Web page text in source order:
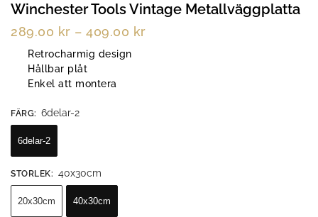
Winchester Tools Vintage Metallväggplatta
289.00 kr – 409.00 kr
Retrocharmig design
Hållbar plåt
Enkel att montera
FÄRG: 6delar-2
6delar-2
STORLEK: 40x30cm
20x30cm 40x30cm